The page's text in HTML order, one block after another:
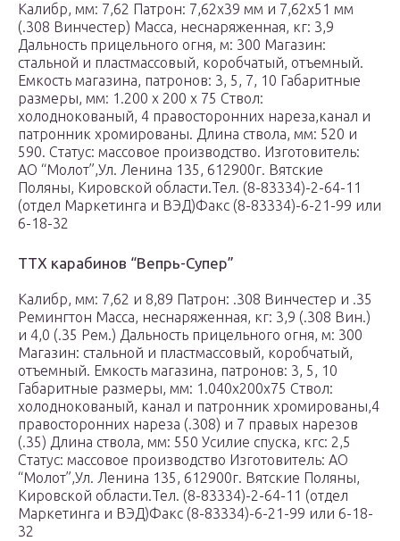
Калибр, мм: 7,62 Патрон: 7,62х39 мм и 7,62х51 мм
(.308 Винчестер) Масса, неснаряженная, кг: 3,9
Дальность прицельного огня, м: 300 Магазин:
стальной и пластмассовый, коробчатый, отъемный.
Емкость магазина, патронов: 3, 5, 7, 10 Габаритные
размеры, мм: 1.200 х 200 х 75 Ствол:
холоднокованый, 4 правосторонних нареза,канал и
патронник хромированы. Длина ствола, мм: 520 и
590. Статус: массовое производство. Изготовитель:
АО “Молот”,Ул. Ленина 135, 612900г. Вятские
Поляны, Кировской области.Тел. (8-83334)-2-64-11
(отдел Маркетинга и ВЭД)Факс (8-83334)-6-21-99 или
6-18-32
ТТХ карабинов “Вепрь-Супер”
Калибр, мм: 7,62 и 8,89 Патрон: .308 Винчестер и .35
Ремингтон Масса, неснаряженная, кг: 3,9 (.308 Вин.)
и 4,0 (.35 Рем.) Дальность прицельного огня, м: 300
Магазин: стальной и пластмассовый, коробчатый,
отъемный. Емкость магазина, патронов: 3, 5, 10
Габаритные размеры, мм: 1.040х200х75 Ствол:
холоднокованый, канал и патронник хромированы,4
правосторонних нареза (.308) и 7 правых нарезов
(.35) Длина ствола, мм: 550 Усилие спуска, кгс: 2,5
Статус: массовое производство Изготовитель: АО
“Молот”,Ул. Ленина 135, 612900г. Вятские Поляны,
Кировской области.Тел. (8-83334)-2-64-11 (отдел
Маркетинга и ВЭД)Факс (8-83334)-6-21-99 или 6-18-
32